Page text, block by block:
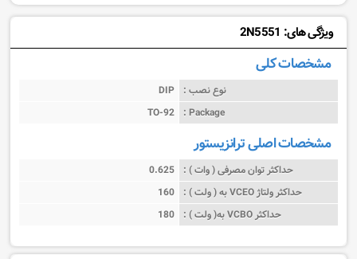
ویژگی های: 2N5551
مشخصات کلی
نوع نصب : DIP
Package :
TO-92
مشخصات اصلی ترانزیستور
حداکثر توان مصرفی ( وات ) : 0.625
حداکثر ولتاژ VCEO به ( ولت ) :
160
حداکثر VCBO به( ولت ) :
180